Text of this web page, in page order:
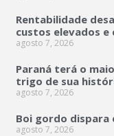
Rentabilidade
custos elevados e
agosto 7, 2026
Paraná terá o
trigo de sua
agosto 7, 2026
Boi gordo dispara
agosto 7, 2026